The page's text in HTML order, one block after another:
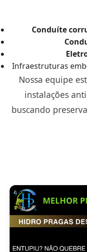
Conduíte
Infraestruturas
Nossa equipe
instalações
buscando